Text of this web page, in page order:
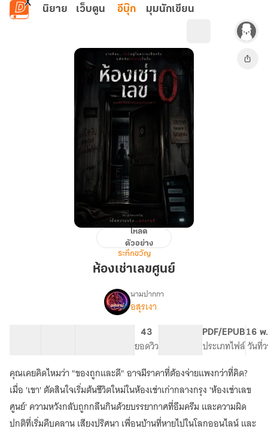
ข้ามไปยังเนื้อหาหลัก
นิยาย เว็บตูน อีบุ๊ก มุมนักเขียน
โหลด
ตัวอย่าง
ระทึกขวัญ
ห้องเช่าเลขศูนย์
เรื่อง
ห้อง
เช่า
เลข
ศูนย์
นามปากกา
อสุรเงา
43
ยอดวิว
PDF/EPUB
ประเภทไฟล์
16 พ
วันที่
คุณเคยคิดไหมว่า "ของถูกและดี" อาจมีราคาที่ต้องจ่ายแพงกว่าที่คิด?
เมื่อ 'เขา' ตัดสินใจเริ่มต้นชีวิตใหม่ในห้องเช่าเก่ากลางกรุง 'ห้องเช่าเลข
ศูนย์' ความหวังกลับถูกกลืนกินด้วยบรรยากาศที่อึมครึม และความผิด
ปกติที่เริ่มคืบคลาน เสียงปริศนา เพื่อนบ้านที่หายไปในโลกออนไลน์ และ